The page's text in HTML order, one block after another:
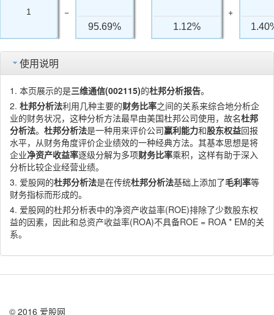
1 −
95.69% 1.12%
+
使用说明
本页展示的是三维通信(002115)的杜邦分析报告。
杜邦分析法利用几种主要的财务比率之间的关系来综合地分析企
业的财务状况，这种分析方法最早由美国杜邦公司使用，故名杜邦
分析法。 杜邦分析法是一种用来评价公司赢利能力和股东权益回报
水平，从财务角度评价企业绩效的一种经典方法。其基本思想是将
企业净资产收益率逐级分解为多项财务比率乘积，这样有助于深入
分析比较企业经营业绩。
爱股网的杜邦分析法是在传统杜邦分析法基础上添加了毛利率等
财务指标而形成的。
爱股网的杜邦分析表中的净资产收益率(ROE)排除了少数股东权
益的因素，因此和总资产收益率(ROA)不具备ROE = ROA * EM的关
系。
© 2016 爱股网